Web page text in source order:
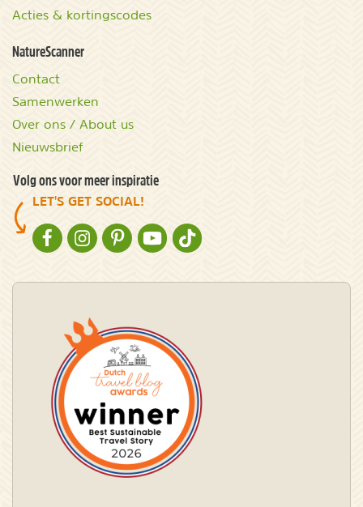
Acties & kortingscodes
NatureScanner
Contact
Samenwerken
Over ons / About us
Nieuwsbrief
Volg ons voor meer inspiratie
LET'S GET SOCIAL!
NATURESCANNER OP FACEBOOK
NATURESCANNER OP INSTAGRAM
NATURESCANNER OP PINTEREST
NATURESCANNER OP YOUTUBE
NATURESCANNER OP TIKTOK